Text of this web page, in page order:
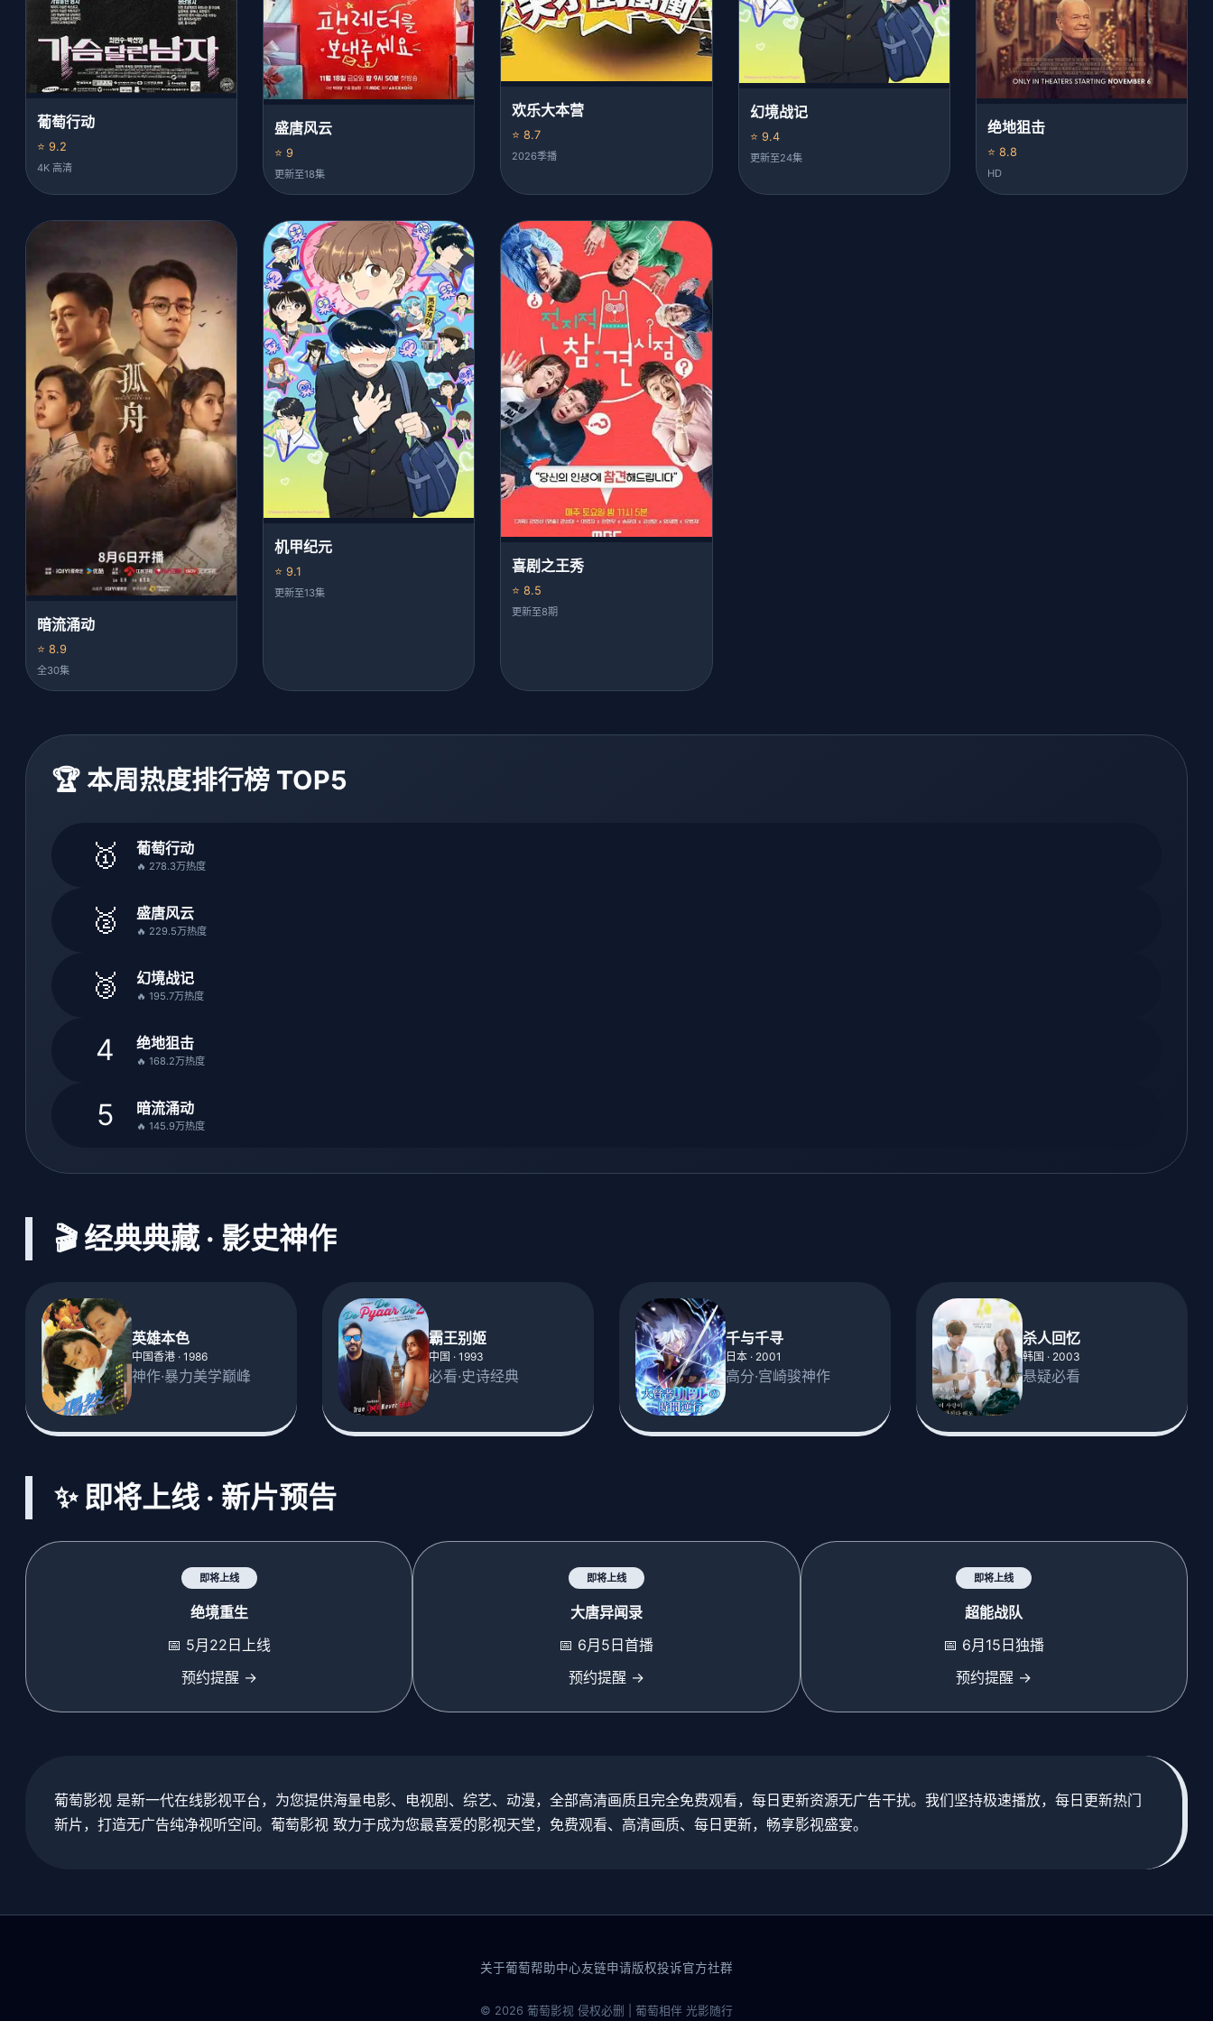
葡萄行动
⭐ 9.2
4K 高清
盛唐风云
⭐ 9
更新至18集
欢乐大本营
⭐ 8.7
2026季播
幻境战记
⭐ 9.4
更新至24集
绝地狙击
⭐ 8.8
HD
暗流涌动
⭐ 8.9
全30集
机甲纪元
⭐ 9.1
更新至13集
喜剧之王秀
⭐ 8.5
更新至8期
🏆 本周热度排行榜 TOP5
🥇 葡萄行动
🔥 278.3万热度
🥈 盛唐风云
🔥 229.5万热度
🥉 幻境战记
🔥 195.7万热度
4 绝地狙击
🔥 168.2万热度
5 暗流涌动
🔥 145.9万热度
🎬 经典典藏 · 影史神作
英雄本色
中国香港 · 1986
神作·暴力美学巅峰
霸王别姬
中国 · 1993
必看·史诗经典
千与千寻
日本 · 2001
高分·宫崎骏神作
杀人回忆
韩国 · 2003
悬疑必看
✨ 即将上线 · 新片预告
即将上线
绝境重生
📅 5月22日上线
预约提醒 →
即将上线
大唐异闻录
📅 6月5日首播
预约提醒 →
即将上线
超能战队
📅 6月15日独播
预约提醒 →
葡萄影视 是新一代在线影视平台，为您提供海量电影、电视剧、综艺、动漫，全部高清画质且完全免费观看，每日更新资源无广告干扰。我们坚持极速播放，每日更新热门
新片，打造无广告纯净视听空间。葡萄影视 致力于成为您最喜爱的影视天堂，免费观看、高清画质、每日更新，畅享影视盛宴。
关于葡萄帮助中心友链申请版权投诉官方社群
© 2026 葡萄影视 侵权必删 | 葡萄相伴 光影随行